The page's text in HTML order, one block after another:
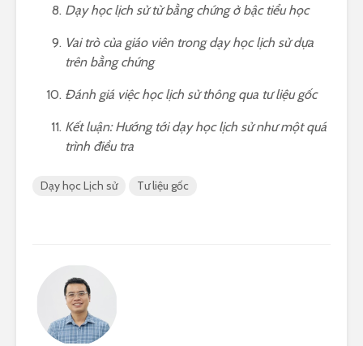
Dạy học lịch sử từ bằng chứng ở bậc tiểu học
Vai trò của giáo viên trong dạy học lịch sử dựa
trên bằng chứng
Đánh giá việc học lịch sử thông qua tư liệu gốc
Kết luận: Hướng tới dạy học lịch sử như một quá
trình điều tra
Dạy học Lịch sử Tư liệu gốc